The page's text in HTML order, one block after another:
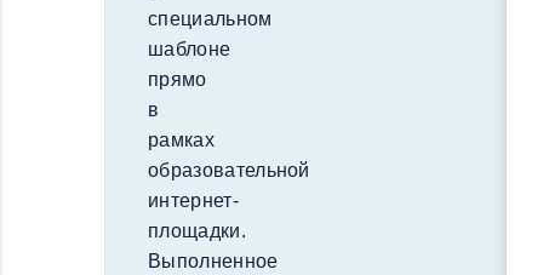
специальном
шаблоне
прямо
в
рамках
образовательной
интернет-
площадки.
Выполненное